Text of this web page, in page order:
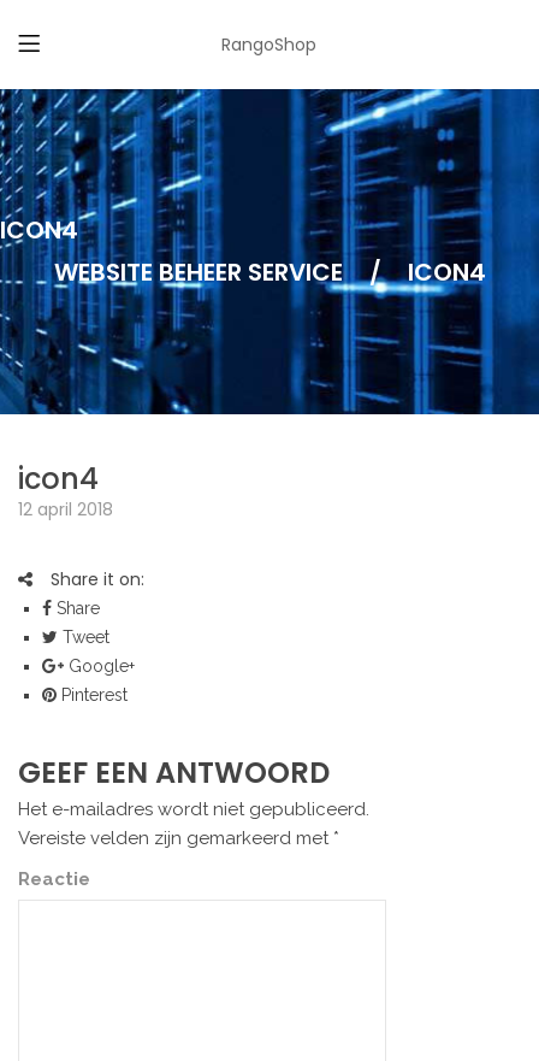
RangoShop
ICON4
WEBSITE BEHEER SERVICE
/ ICON4
icon4
12 april 2018
Share it on:
Share
Tweet
Google+
Pinterest
GEEF EEN ANTWOORD
Het e-mailadres wordt niet gepubliceerd.
Vereiste velden zijn gemarkeerd met *
Reactie